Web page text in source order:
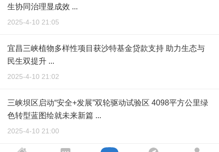
生协同治理显成效 ...
2025-4-10 21:05
宜昌三峡植物多样性项目获沙特基金贷款支持 助力生态与
民生双提升 ...
2025-4-10 21:02
三峡坝区启动“安全+发展”双轮驱动试验区 4098平方公里绿
色转型蓝图绘就未来新篇 ...
2025-4-10 21:00